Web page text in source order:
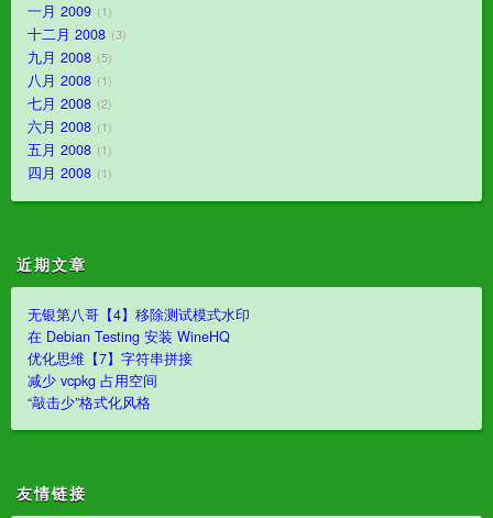
一月 2009 1
十二月 2008 3
九月 2008 5
八月 2008 1
七月 2008 2
六月 2008 1
五月 2008 1
四月 2008 1
近期文章
无银第八哥【4】移除测试模式水印
在 Debian Testing 安装 WineHQ
优化思维【7】字符串拼接
减少 vcpkg 占用空间
“敲击少”格式化风格
友情链接